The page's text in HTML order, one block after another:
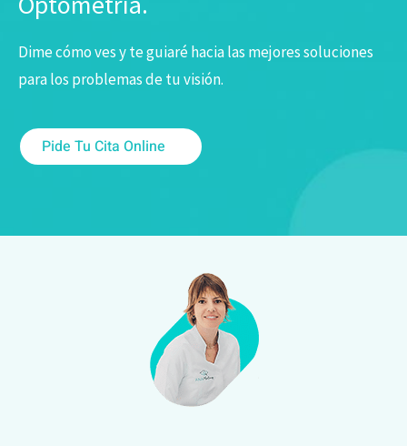
Dime cómo ves y te guiaré hacia las mejores soluciones
para los problemas de tu visión.
Pide Tu Cita Online